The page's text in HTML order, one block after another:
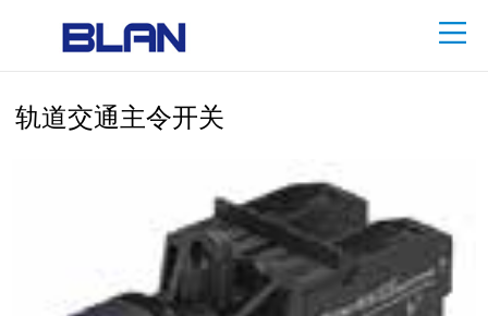
轨道交通主令开关